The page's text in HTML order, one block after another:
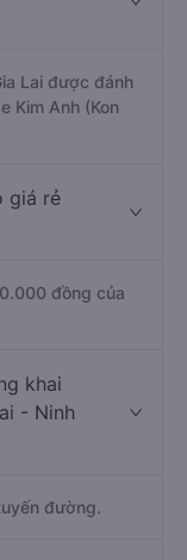
Lai được đánh
Kim Anh (Kon
giá rẻ
đồng của
khai
- Ninh
đường.